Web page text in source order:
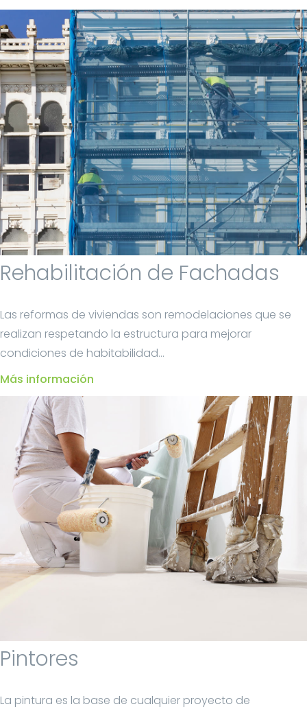
Rehabilitación de Fachadas
Las reformas de viviendas son remodelaciones que se
realizan respetando la estructura para mejorar
condiciones de habitabilidad...
Más información
Pintores
La pintura es la base de cualquier proyecto de